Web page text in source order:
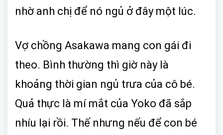
nhờ anh chị để nó ngủ ở đây một lúc.
Vợ chồng Asakawa mang con gái đi
theo. Bình thường thì giờ này là
khoảng thời gian ngủ trưa của cô bé.
Quả thực là mí mắt của Yoko đã sắp
nhíu lại rồi. Thế nhưng nếu để con bé